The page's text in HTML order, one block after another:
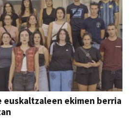
euskaltzaleen ekimen berria